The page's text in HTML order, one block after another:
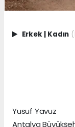
Erkek Kadın
Yusuf Yavuz
Antalya